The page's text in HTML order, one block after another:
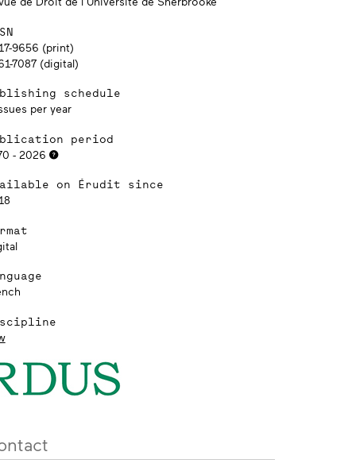
9656 (print)
7087 (digital)
schedule
per year
period
- 2026
on Érudit since